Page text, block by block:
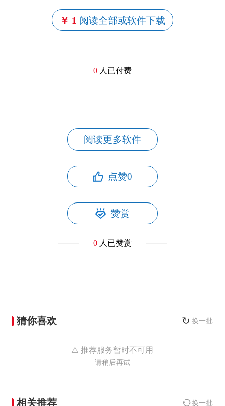
￥ 1 阅读全部或软件下载
0人已付费
阅读更多软件
点赞0
赞赏
0人已赞赏
猜你喜欢 ↻ 换一批
⚠️ 推荐服务暂时不可用
请稍后再试
相关推荐 换一批